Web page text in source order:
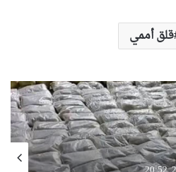
قلق أممي